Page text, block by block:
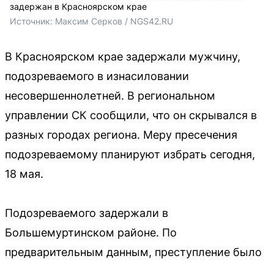
задержан в Красноярском крае
Источник: Максим Серков / NGS42.RU
В Красноярском крае задержали мужчину,
подозреваемого в изнасиловании
несовершеннолетней. В региональном
управлении СК сообщили, что он скрывался в
разных городах региона. Меру пресечения
подозреваемому планируют избрать сегодня,
18 мая.
Подозреваемого задержали в
Большемуртинском районе. По
предварительным данным, преступление было